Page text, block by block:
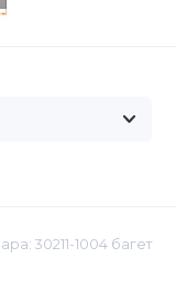
30211-1004 багет